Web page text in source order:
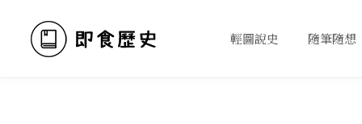
輕圖說史 隨筆隨想